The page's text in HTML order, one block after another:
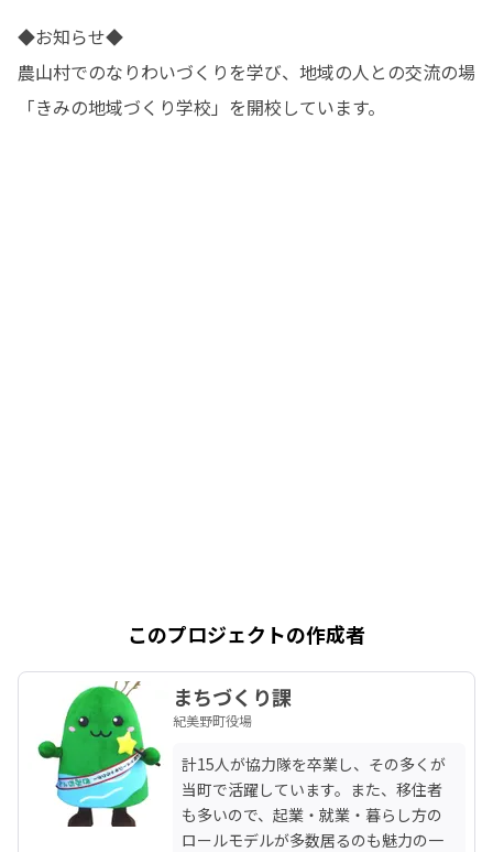
◆お知らせ◆
農山村でのなりわいづくりを学び、地域の人との交流の場
「きみの地域づくり学校」を開校しています。
このプロジェクトの作成者
まちづくり課
紀美野町役場
計15人が協力隊を卒業し、その多くが
当町で活躍しています。また、移住者
も多いので、起業・就業・暮らし方の
ロールモデルが多数居るのも魅力の一